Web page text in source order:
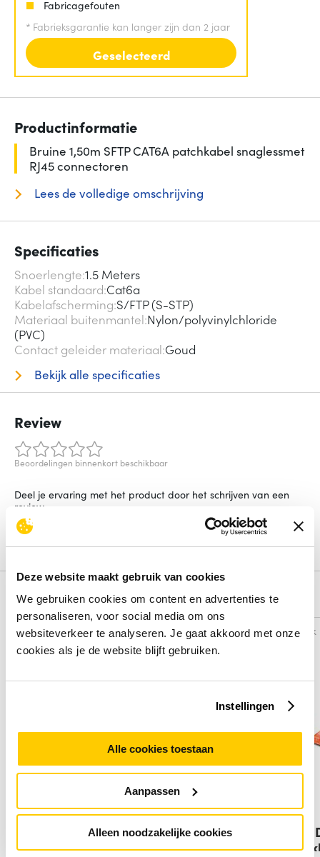
Deze website maakt gebruik van cookies
We gebruiken cookies om content en advertenties te
personaliseren, voor social media om ons
websiteverkeer te analyseren. Je gaat akkoord met onze
cookies als je de website blijft gebruiken.
Instellingen
Alle cookies toestaan
Aanpassen
Alleen noodzakelijke cookies
Fabricagefouten
* Fabrieksgarantie kan langer zijn dan 2 jaar
Geselecteerd
Productinformatie
Bruine 1,50m SFTP CAT6A patchkabel snaglessmet
RJ45 connectoren
Lees de volledige omschrijving
Specificaties
Snoerlengte 1.5 Meters
Kabel standaard Cat6a
Kabelafscherming S/FTP (S-STP)
Materiaal buitenmantel Nylon/polyvinylchloride
(PVC)
Contact geleider materiaal Goud
Bekijk alle specificaties
Review
Beoordelingen binnenkort beschikbaar
Deel je ervaring met het product door het schrijven van een
review.
Schrijf een review
Alternatieven
Vergelijk
Digitus DK-1617-0025/B
netwerkkabel Blauw
Vergelijk
Digitus